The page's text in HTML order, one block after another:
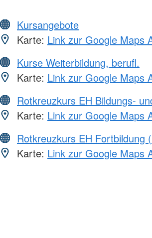
Kursangebote
Karte: Link zur Google Maps
Kurse Weiterbildung, berufl.
Karte: Link zur Google Maps
Rotkreuzkurs EH Bildungs-
Karte: Link zur Google Maps
Rotkreuzkurs EH Fortbildung
Karte: Link zur Google Maps